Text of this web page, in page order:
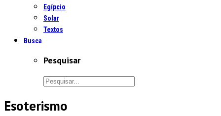
Egípcio
Solar
Textos
Busca
Pesquisar
Esoterismo